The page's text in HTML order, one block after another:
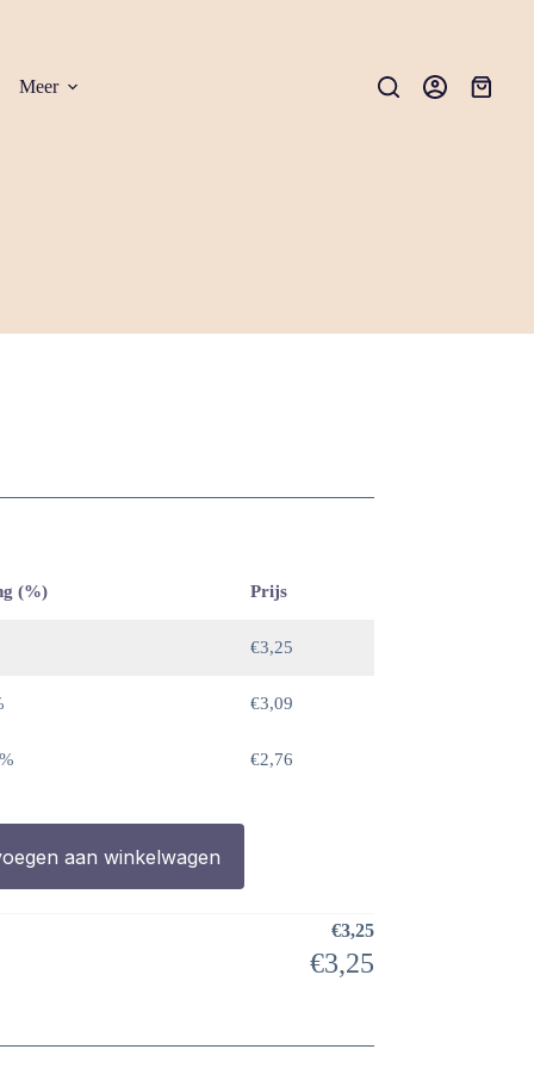
Meer
(%) Prijs
€3,25
€3,09
€2,76
aan winkelwagen
€3,25
€3,25